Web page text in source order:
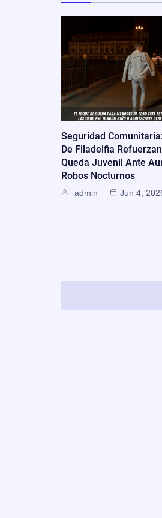
Seguridad
De Filadelfia
Queda Juvenil Ante
Robos Nocturnos
admin Jun 4,